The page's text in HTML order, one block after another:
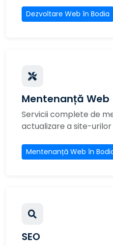
Dezvoltare Web în Bodia
Mentenanță Web
Servicii complete de
actualizare a site-urilor
Mentenanță Web în
SEO